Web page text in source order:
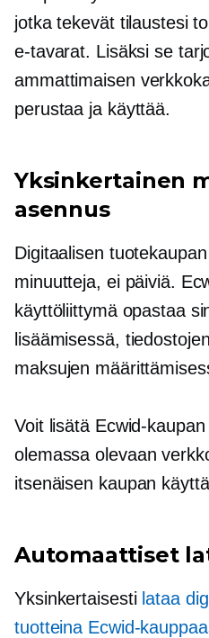
jotka tekevät tilaustesi
e-tavarat. Lisäksi se
ammattimaisen
perustaa ja käyttää.
Yksinkertainen
asennus
Digitaalisen
minuutteja, ei päiviä.
käyttöliittymä opastaa
lisäämisessä,
maksujen
Voit lisätä Ecwid-
olemassa olevaan
itsenäisen kaupan
Automaattiset
Yksinkertaisesti lataa
tuotteina Ecwid-